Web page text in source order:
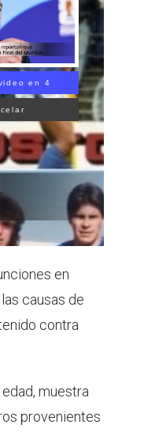
en 3
en
causas de
contra
muestra
provenientes